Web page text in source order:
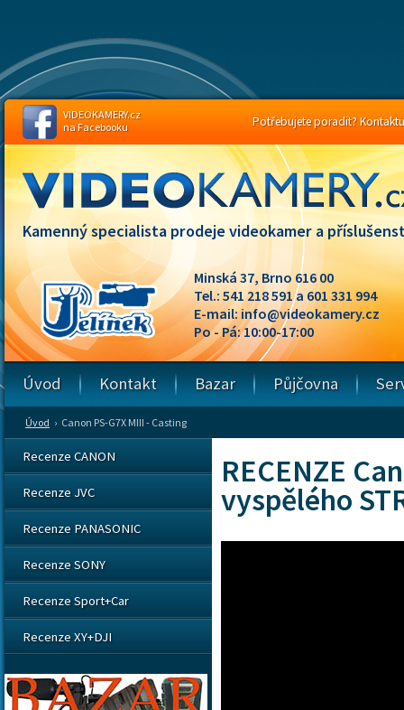
Kamenný specialista prodeje videokamer a
Minská 37, Brno 616 00
Tel.: 541 218 591 a 601 331 994
E-mail:info@videokamery.cz
Po - Pá: 10:00-17:00
Úvod › Canon PS-G7X MIII - Casting
RECENZE
vyspělého
Recenze CANON
Recenze JVC
Recenze PANASONIC
Recenze SONY
Recenze Sport+Car
Recenze XY+DJI
Úvod Kontakt Bazar Půjčovna
VIDEOKAMERY.cz
na Facebooku
Potřebujete poradit?